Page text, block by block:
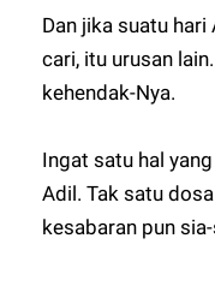
Dan jika suatu
cari, itu urusan
kehendak-Nya.
Ingat satu hal
Adil. Tak satu
kesabaran pun